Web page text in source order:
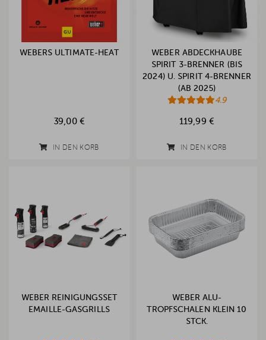
WEBERS ULTIMATE-HEAT
39,00 €
IN DEN KORB
WEBER ABDECKHAUBE
SPIRIT 3-BRENNER (BIS
2024) U. SPIRIT 4-BRENNER
(AB 2025)
4.9
119,99 €
IN DEN KORB
WEBER REINIGUNGSSET
EMAILLE-GASGRILLS
WEBER ALU-
TROPFSCHALEN KLEIN 10
STCK.